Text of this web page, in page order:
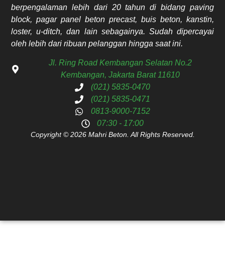
berpengalaman lebih dari 20 tahun di bidang paving
block, pagar panel beton precast, buis beton, kanstin,
loster, u-ditch, dan lain sebagainya. Sudah dipercayai
oleh lebih dari ribuan pelanggan hingga saat ini.
Jl. Ring Road Kembangan Selatan No.2
Kembangan, Jakarta Barat 11610
(021) 5835-0470
(021) 5835-0471
0813-9000-7152
07:30 - 17:00
Copyright © 2026 Mahri Beton. All Rights Reserved.